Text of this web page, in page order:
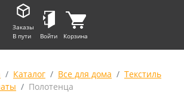
Заказы
В пути
Войти Корзина
Каталог Все для дома
Текстиль
Полотенца